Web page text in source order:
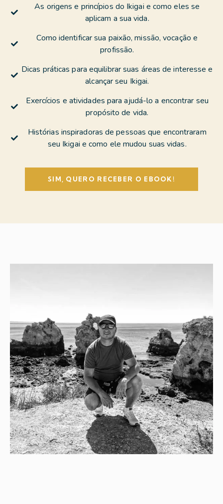
As origens e princípios do Ikigai e como eles se
aplicam a sua vida.
Como identificar sua paixão, missão, vocação e
profissão.
Dicas práticas para equilibrar suas áreas de interesse e
alcançar seu Ikigai.
Exercícios e atividades para ajudá-lo a encontrar seu
propósito de vida.
Histórias inspiradoras de pessoas que encontraram
seu Ikigai e como ele mudou suas vidas.
SIM, QUERO RECEBER O EBOOK!